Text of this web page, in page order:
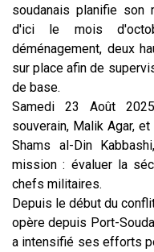
soudanais planifie son
d'ici le mois
déménagement, deux
sur place afin de
de base.
Samedi 23 Août
souverain, Malik Agar,
Shams al-Din
mission : évaluer la
chefs militaires.
Depuis le début du
opère depuis Port-
a intensifié ses efforts